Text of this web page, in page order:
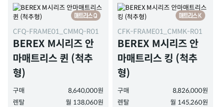
CFQ-FRAME01_CMMQ-R01
BEREX M시리즈 안
마매트리스 퀸 (척추
형)
구매
8,640,000원
렌탈
월 138,060원
CFK-FRAME01_CMMK-R01
BEREX M시리즈 안
마매트리스 킹 (척추
형)
구매
8,826,000원
렌탈
월 145,260원